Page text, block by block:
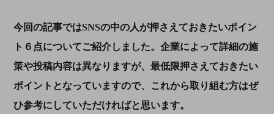
今回の記事ではSNSの中の人が押さえておきたいポイン
ト６点についてご紹介しました。企業によって詳細の施
策や投稿内容は異なりますが、最低限押さえておきたい
ポイントとなっていますので、これから取り組む方はぜ
ひ参考にしていただければと思います。